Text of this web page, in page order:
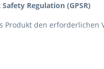
Regulation (GPSR)
Produkt den erforderlichen